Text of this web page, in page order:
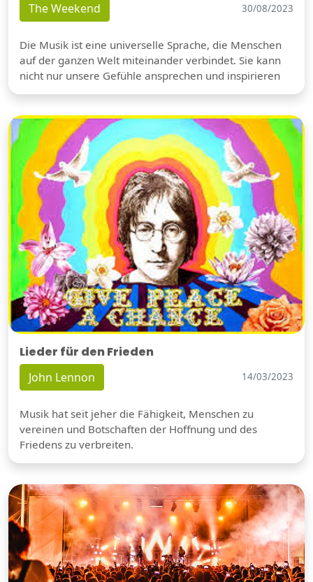
The Weekend 30/08/2023
Die Musik ist eine universelle Sprache, die Menschen
auf der ganzen Welt miteinander verbindet. Sie kann
nicht nur unsere Gefühle ansprechen und inspirieren
Lieder für den Frieden
John Lennon 14/03/2023
Musik hat seit jeher die Fähigkeit, Menschen zu
vereinen und Botschaften der Hoffnung und des
Friedens zu verbreiten.